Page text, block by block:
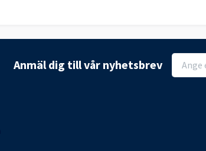
Anmäl dig till vår nyhetsbrev